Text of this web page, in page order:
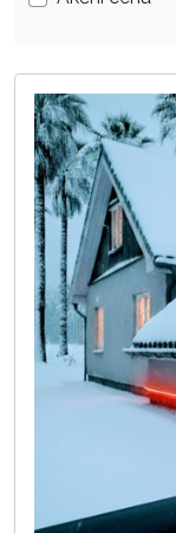
Topné kabely
Příslušenství
Ohřívače
Příslušenství